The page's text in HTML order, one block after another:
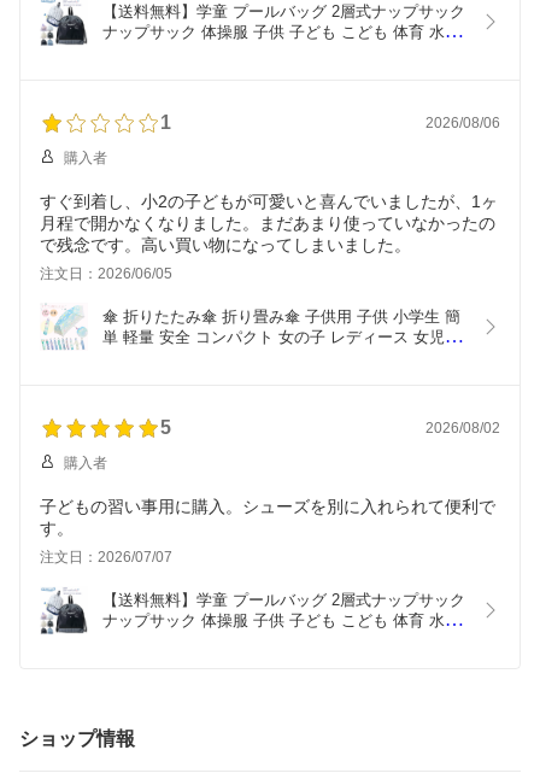
【送料無料】学童 プールバッグ 2層式ナップサック
ナップサック 体操服 子供 子ども こども 体育 水泳
1 2026/08/06
購入者
すぐ到着し、小2の子どもが可愛いと喜んでいましたが、1ヶ
月程で開かなくなりました。まだあまり使っていなかったの
で残念です。高い買い物になってしまいました。
注文日：2026/06/05
傘 折りたたみ傘 折り畳み傘 子供用 子供 小学生 簡
単 軽量 安全 コンパクト 女の子 レディース 女児 こ
5 2026/08/02
購入者
子どもの習い事用に購入。シューズを別に入れられて便利で
す。
注文日：2026/07/07
【送料無料】学童 プールバッグ 2層式ナップサック
ナップサック 体操服 子供 子ども こども 体育 水泳
ショップ情報